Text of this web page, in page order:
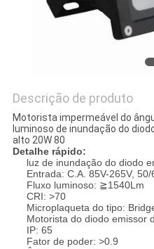
Descrição de produto
Motorista impermeável do
luminoso de inundação do
alto 20W 80
Detalhe rápido:
luz de inundação do diodo
Entrada: C.A. 85V-265V, 50/
Fluxo luminoso: ≧1540Lm
CRI: >70
Microplaqueta do tipo:
Motorista do diodo emissor
IP: 65
Fator de poder: >0.9